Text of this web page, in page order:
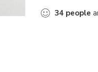
34 people